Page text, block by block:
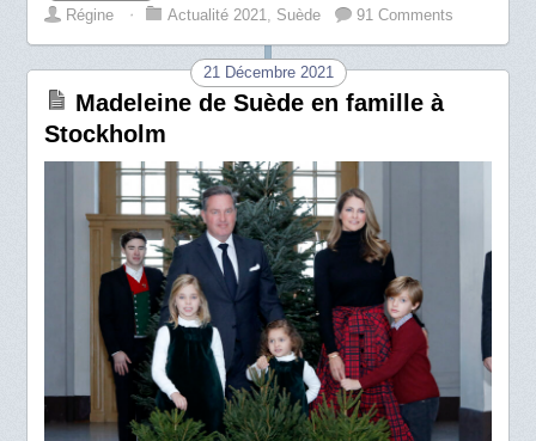
Régine ⋅ Actualité 2021, Suède 91 Comments
21 Décembre 2021
Madeleine de Suède en famille à
Stockholm